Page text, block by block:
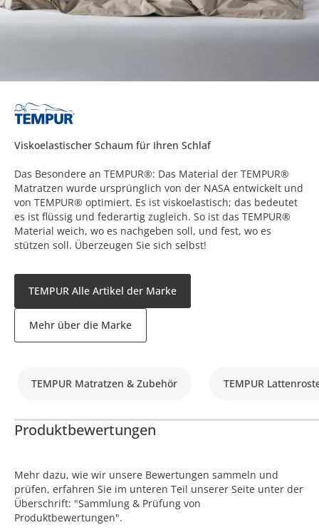
Viskoelastischer Schaum für Ihren Schlaf
Das Besondere an TEMPUR®: Das Material der TEMPUR®
Matratzen wurde ursprünglich von der NASA entwickelt und
von TEMPUR® optimiert. Es ist viskoelastisch; das bedeutet
es ist flüssig und federartig zugleich. So ist das TEMPUR®
Material weich, wo es nachgeben soll, und fest, wo es
stützen soll. Überzeugen Sie sich selbst!
TEMPUR Alle Artikel der Marke
Mehr über die Marke
TEMPUR Matratzen & Zubehör TEMPUR
Produktbewertungen
Mehr dazu, wie wir unsere Bewertungen sammeln und
prüfen, erfahren Sie im unteren Teil unserer Seite unter der
Überschrift: "Sammlung & Prüfung von
Produktbewertungen".